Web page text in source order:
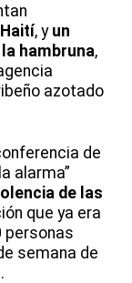
Haití, y un
hambruna,
azotado
de
alarma”
de las
que ya era
personas
semana de